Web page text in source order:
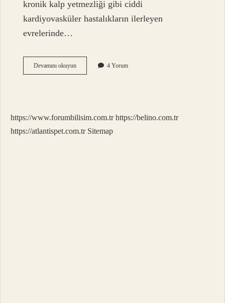
kronik kalp yetmezliği gibi ciddi
kardiyovasküler hastalıkların ilerleyen
evrelerinde…
Devamını okuyunKardiyak
kaşeksi
4 Yorum
https://www.forumbilisim.com.tr https://belino.com.tr
https://atlantispet.com.tr Sitemap